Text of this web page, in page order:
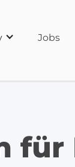
Jobs
für